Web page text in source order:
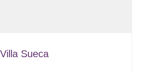
Sueca